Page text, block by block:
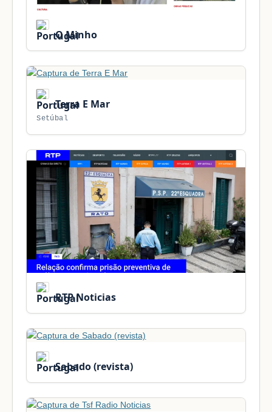
O Minho
Terra E Mar
Setúbal
RTP Noticias
Sabado (revista)